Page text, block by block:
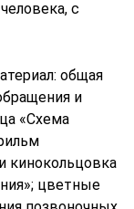
с
общая
и
«Схема
кинокольцовка
цветные